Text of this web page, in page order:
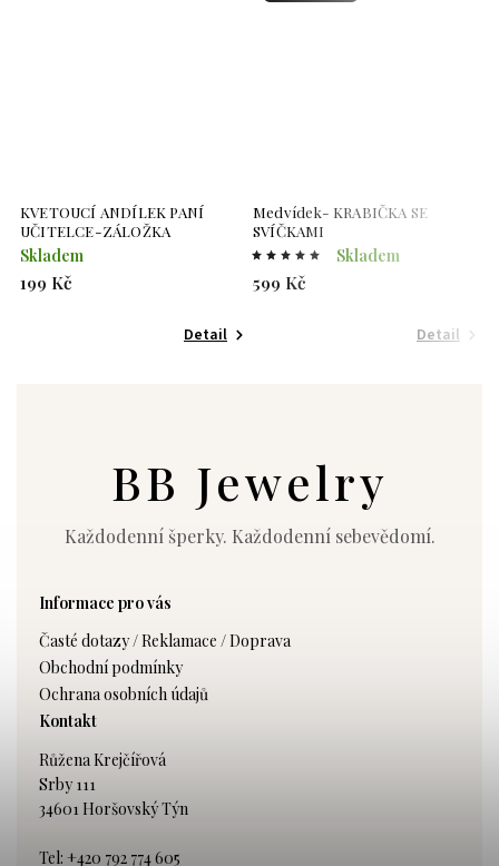
KVETOUCÍ ANDÍLEK PANÍ
UČITELCE-ZÁLOŽKA
Skladem
199 Kč
Detail
Medvídek- KRABIČKA SE
SVÍČKAMI
Skladem
599 Kč
Detail
BB Jewelry
Každodenní šperky. Každodenní sebevědomí.
Informace pro vás
Časté dotazy / Reklamace / Doprava
Obchodní podmínky
Ochrana osobních údajů
Kontakt
Růžena Krejčířová
Srby 111
34601 Horšovský Týn
Tel: +420 792 774 605